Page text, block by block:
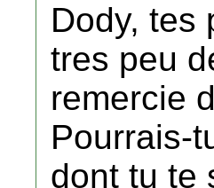
Dody, tes
tres peu
remercie
Pourrais-
dont tu te